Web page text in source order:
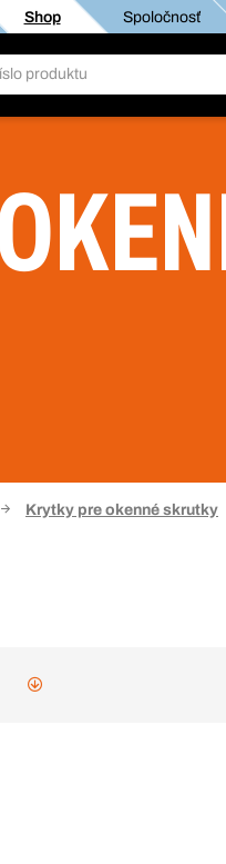
Shop Spoločnosť
Krytky pre okenné skrutky